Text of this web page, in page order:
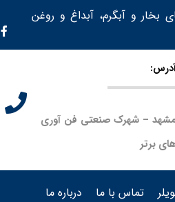
بخار و آبگرم، آبداغ و روغن
– شهرک صنعتی فن آوری
برتر
تماس با ما درباره ما